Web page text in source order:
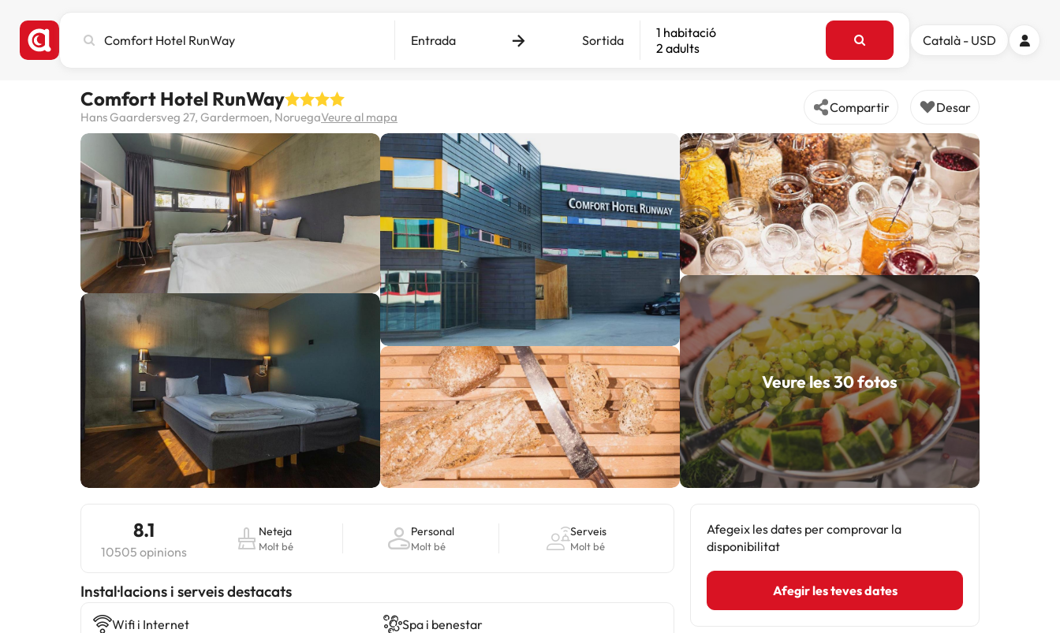
ciutat,
destinació
Entrada Sortida
1 habitació
2 adults
Català - USD
Comfort Hotel RunWay
Hans Gaardersveg 27, Gardermoen, NoruegaVeure al mapa
Compartir Desar
Veure les 30 fotos
8.1
10505 opinions
Neteja
Molt bé
Personal
Molt bé
Serveis
Molt bé
Instal·lacions i serveis destacats
Wifi i Internet
Spa i benestar
Afegeix les dates per comprovar la
disponibilitat
Afegir les teves dates